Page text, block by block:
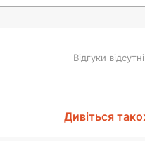
Відгуки відсутні
Дивіться